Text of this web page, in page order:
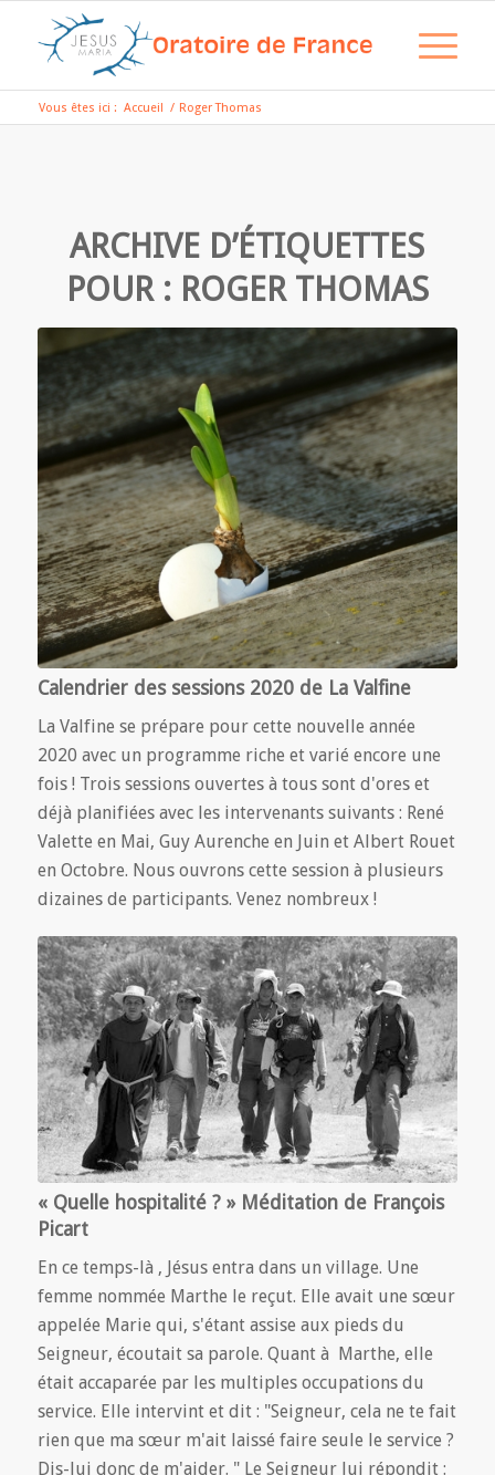
Vous êtes ici : Accueil / Roger Thomas
ARCHIVE D’ÉTIQUETTES
POUR : ROGER THOMAS
Calendrier des sessions 2020 de La Valfine
La Valfine se prépare pour cette nouvelle année
2020 avec un programme riche et varié encore une
fois ! Trois sessions ouvertes à tous sont d'ores et
déjà planifiées avec les intervenants suivants : René
Valette en Mai, Guy Aurenche en Juin et Albert Rouet
en Octobre. Nous ouvrons cette session à plusieurs
dizaines de participants. Venez nombreux !
« Quelle hospitalité ? » Méditation de François
Picart
En ce temps-là , Jésus entra dans un village. Une
femme nommée Marthe le reçut. Elle avait une sœur
appelée Marie qui, s'étant assise aux pieds du
Seigneur, écoutait sa parole. Quant à Marthe, elle
était accaparée par les multiples occupations du
service. Elle intervint et dit : "Seigneur, cela ne te fait
rien que ma sœur m'ait laissé faire seule le service ?
Dis-lui donc de m'aider. " Le Seigneur lui répondit :